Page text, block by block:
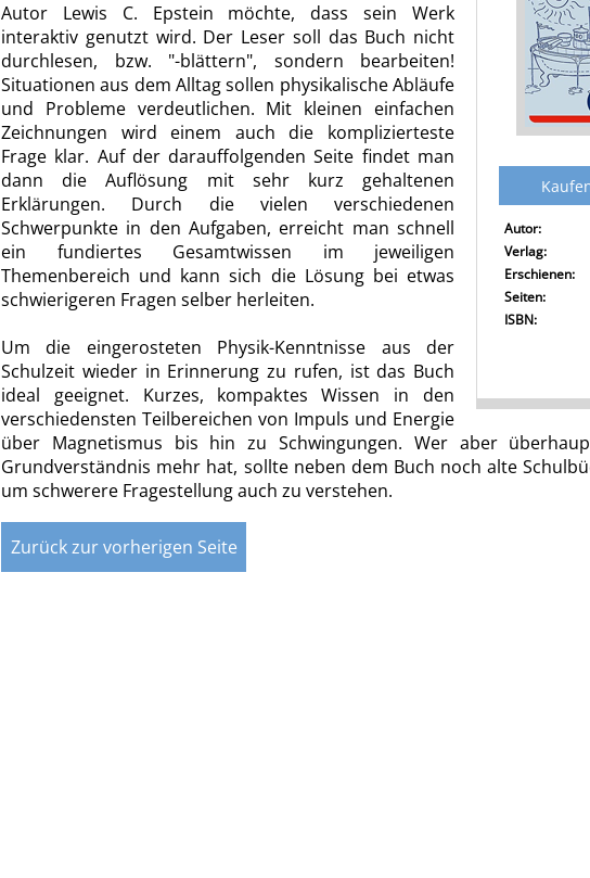
Autor:
Verlag:
Erschienen:
Seiten:
ISBN:
Autor Lewis C. Epstein möchte, dass sein Werk
interaktiv genutzt wird. Der Leser soll das Buch nicht
durchlesen, bzw. "-blättern", sondern bearbeiten!
Situationen aus dem Alltag sollen physikalische Abläufe
und Probleme verdeutlichen. Mit kleinen einfachen
Zeichnungen wird einem auch die komplizierteste
Frage klar. Auf der darauffolgenden Seite findet man
dann die Auflösung mit sehr kurz gehaltenen
Erklärungen. Durch die vielen verschiedenen
Schwerpunkte in den Aufgaben, erreicht man schnell
ein fundiertes Gesamtwissen im jeweiligen
Themenbereich und kann sich die Lösung bei etwas
schwierigeren Fragen selber herleiten.
Um die eingerosteten Physik-Kenntnisse aus der
Schulzeit wieder in Erinnerung zu rufen, ist das Buch
ideal geeignet. Kurzes, kompaktes Wissen in den
verschiedensten Teilbereichen von Impuls und Energie
über Magnetismus bis hin zu Schwingungen. Wer aber
Grundverständnis mehr hat, sollte neben dem Buch noch alte
um schwerere Fragestellung auch zu verstehen.